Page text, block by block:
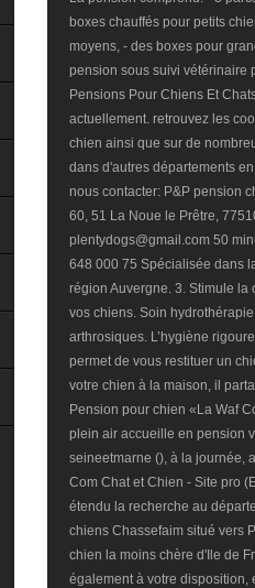
boxes chauffés pour petits
moyens, - des boxes pour
pension sous suivi vétérinaire
Pensions Pour Chiens Et
actuellement. retrouvez les
chien ainsi que sur de
dans d'autres départements
nous contacter: P&P pension
60, 51 La Noue le Prêtre,
plentydogs@gmail.com 50
648 000 75 Spécialisée dans
région Auvergne. 3. Stimule
vos chiens. Soin
arthrosiques. L’hygiène
permet de vous restituer un
votre chien à la maison, il
Pension pour chien «La Waf
plein air accueille en pension
seineetmarne (), à la journée,
Com Chat et Chien - Site pro
étendu la recherche au
chiens Chassefaim situé vers
chien la moins chère d'Ile de
également à votre disposition,